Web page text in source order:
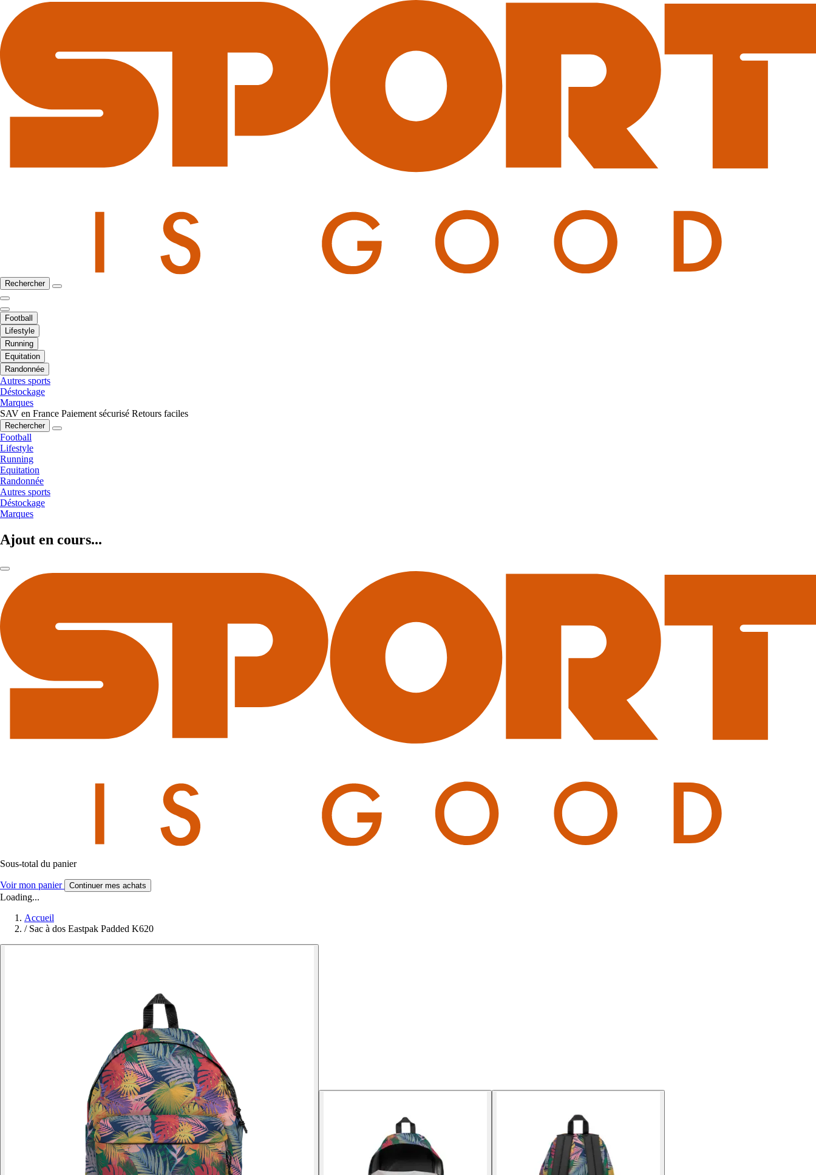
Rechercher
Football
Lifestyle
Running
Equitation
Randonnée
Autres sports
Déstockage
Marques
SAV en France Paiement sécurisé Retours faciles
Rechercher
Football
Lifestyle
Running
Equitation
Randonnée
Autres sports
Déstockage
Marques
Ajout en cours...
Sous-total du panier
Voir mon panier Continuer mes achats
Loading...
Accueil
/ Sac à dos Eastpak Padded K620